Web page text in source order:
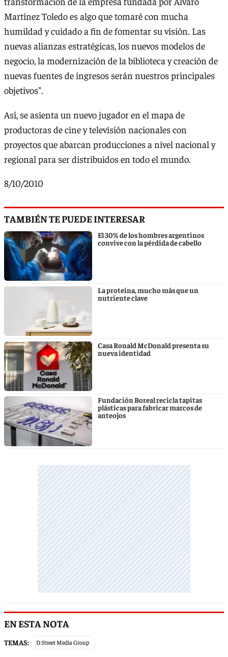
Martínez Toledo es algo que tomaré con mucha
humildad y cuidado a fin de fomentar su visión. Las
nuevas alianzas estratégicas, los nuevos modelos de
negocio, la modernización de la biblioteca y creación de
nuevas fuentes de ingresos serán nuestros principales
objetivos".
Así, se asienta un nuevo jugador en el mapa de
productoras de cine y televisión nacionales con
proyectos que abarcan producciones a nivel nacional y
regional para ser distribuidos en todo el mundo.
8/10/2010
TAMBIÉN TE PUEDE INTERESAR
El 30% de los hombres argentinos
convive con la pérdida de cabello
La proteína, mucho más que un
nutriente clave
Casa Ronald McDonald presenta su
nueva identidad
Fundación Boreal recicla tapitas
plásticas para fabricar marcos de
anteojos
EN ESTA NOTA
TEMAS: D Street Media Group